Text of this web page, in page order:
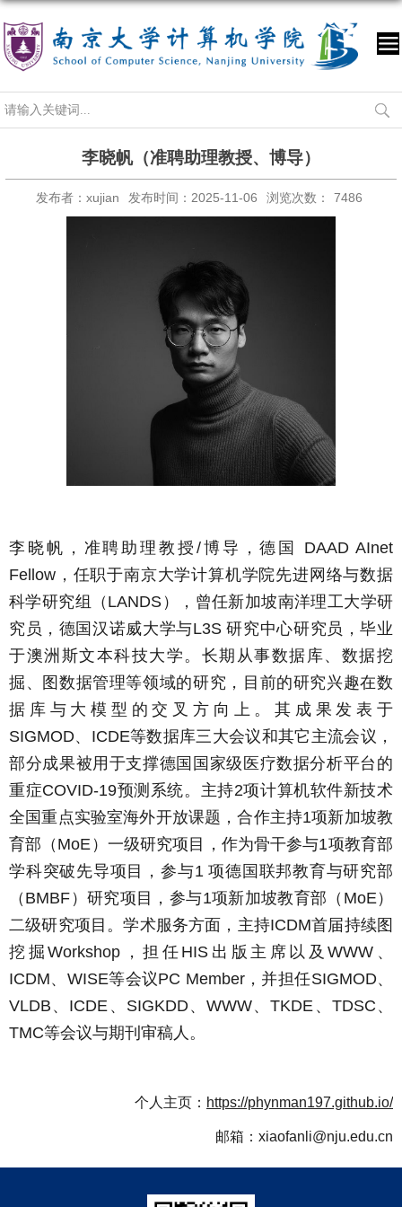
李晓帆（准聘助理教授、博导）
发布者：xujian 发布时间：2025-11-06 浏览次数： 7486
李晓帆，准聘助理教授/博导，德国 DAAD AInet
Fellow，任职于南京大学计算机学院先进网络与数据
科学研究组（LANDS），曾任新加坡南洋理工大学研
究员，德国汉诺威大学与L3S 研究中心研究员，毕业
于澳洲斯文本科技大学。长期从事数据库、数据挖
掘、图数据管理等领域的研究，目前的研究兴趣在数
据库与大模型的交叉方向上。其成果发表于
SIGMOD、ICDE等数据库三大会议和其它主流会议，
部分成果被用于支撑德国国家级医疗数据分析平台的
重症COVID-19预测系统。主持2项计算机软件新技术
全国重点实验室海外开放课题，合作主持1项新加坡教
育部（MoE）一级研究项目，作为骨干参与1项教育部
学科突破先导项目，参与1 项德国联邦教育与研究部
（BMBF）研究项目，参与1项新加坡教育部（MoE）
二级研究项目。学术服务方面，主持ICDM首届持续图
挖掘Workshop，担任HIS出版主席以及WWW、
ICDM、WISE等会议PC Member，并担任SIGMOD、
VLDB、ICDE、SIGKDD、WWW、TKDE、TDSC、
TMC等会议与期刊审稿人。
个人主页： https://phynman197.github.io/
邮箱：xiaofanli@nju.edu.cn